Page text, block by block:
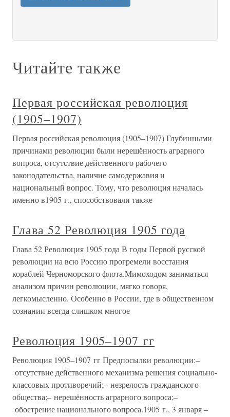
Читайте также
Первая российская революция
(1905–1907)
Первая российская революция (1905–1907) Глубинными
причинами революции были нерешённость аграрного
вопроса, отсутствие действенного рабочего
законодательства, наличие самодержавия и
национальный вопрос. Тому, что революция началась
именно в1905 г., способствовали также
Глава 52 Революция 1905 года
Глава 52 Революция 1905 года В годы Первой русской
революции на всю Россию прогремели восстания
кораблей Черноморского флота.Мимоходом заниматься
анализом причин революции, мягко говоря,
легкомысленно. Особенно в России, где в общественном
сознании всегда слишком многое
Революция 1905–1907 гг
Революция 1905–1907 гг Предпосылки революции:–
отсутствие действенного механизма решения социально-
классовых противоречий;– незрелость гражданского
общества;– нерешённость аграрного вопроса;–
обострение национального вопроса.1905 г., 3 января –